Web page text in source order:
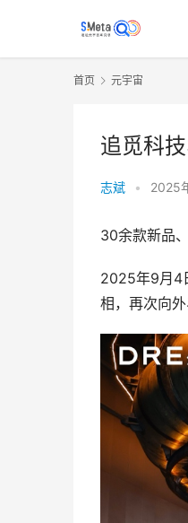
首页 元宇宙
追觅科
志斌 • 2025
30余款新品
2025年9月4
相，再次向